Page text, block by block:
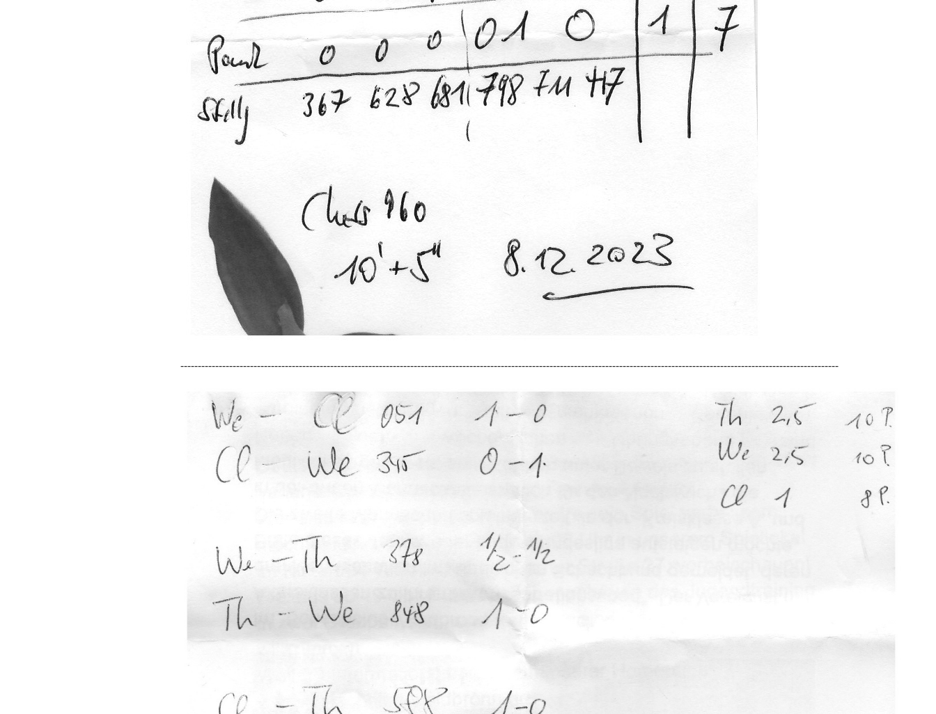
---------------------------------------------------------------------------------------------------------------------------------------------------------------------------------------------